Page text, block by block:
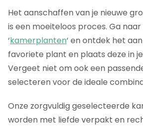
Het aanschaffen van je nieuwe
is een moeiteloos proces. Ga
‘kamerplanten‘ en ontdek het
favoriete plant en plaats deze in
Vergeet niet om ook een
selecteren voor de ideale
Onze zorgvuldig geselecteerde
worden met liefde verpakt en